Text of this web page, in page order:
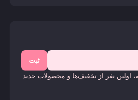
ثبت
اولین نفر از تخفیف‌ها و محصولات جدید